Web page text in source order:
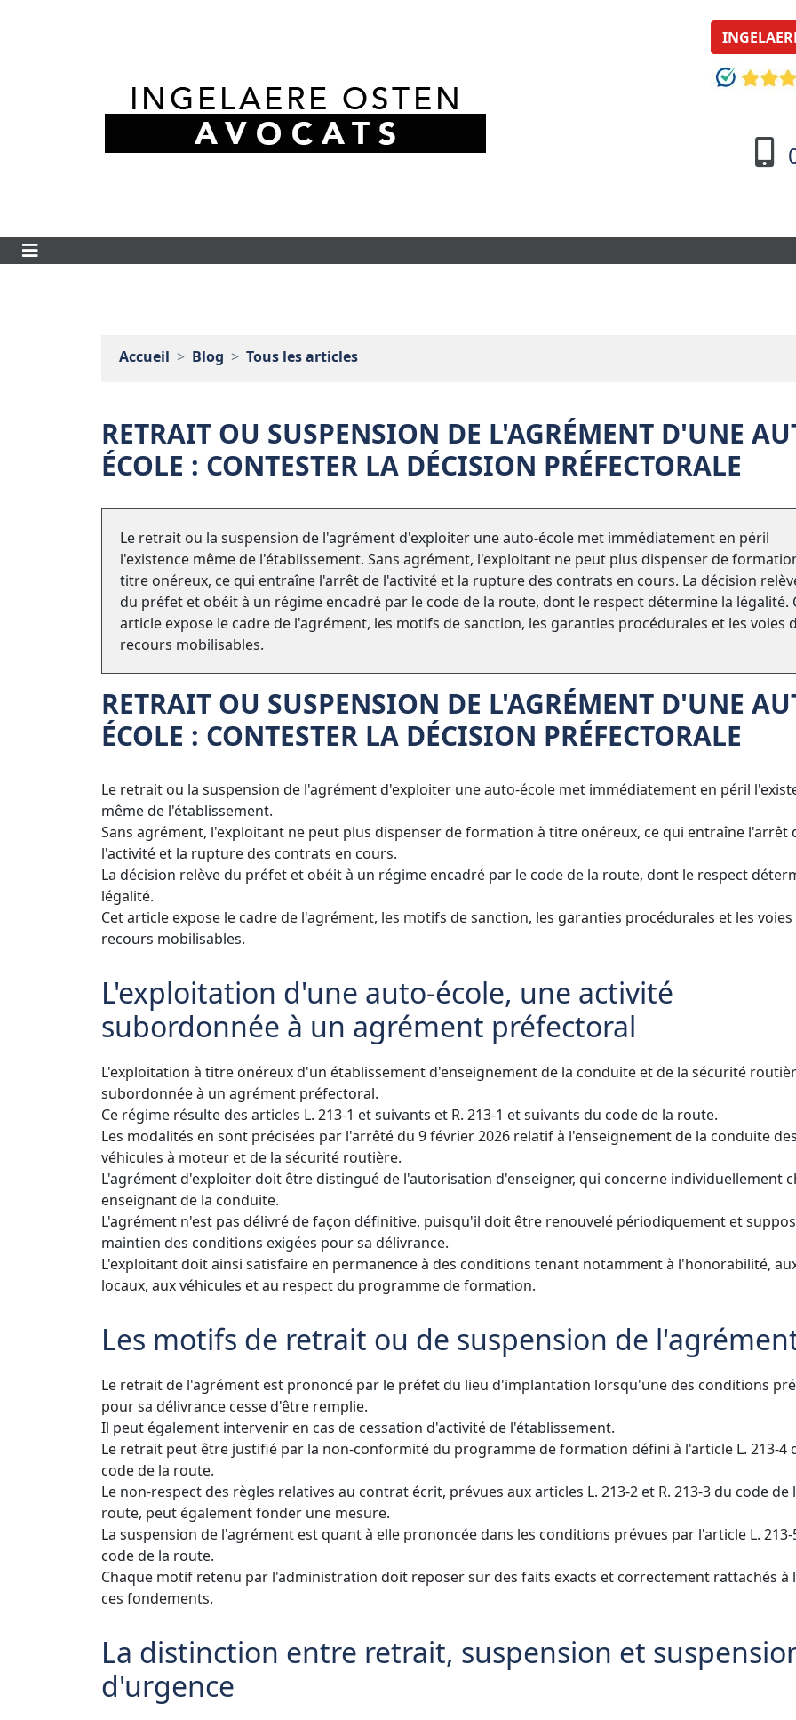
Accueil Blog Tous les articles
RETRAIT OU SUSPENSION DE L'AGRÉMENT D'UNE
ÉCOLE : CONTESTER LA DÉCISION PRÉFECTORALE
Le retrait ou la suspension de l'agrément d'exploiter une auto-école met immédiatement en péril
l'existence même de l'établissement. Sans agrément, l'exploitant ne peut plus dispenser de
titre onéreux, ce qui entraîne l'arrêt de l'activité et la rupture des contrats en cours. La décision
du préfet et obéit à un régime encadré par le code de la route, dont le respect détermine la légalité.
article expose le cadre de l'agrément, les motifs de sanction, les garanties procédurales et les voies
recours mobilisables.
RETRAIT OU SUSPENSION DE L'AGRÉMENT D'UNE
ÉCOLE : CONTESTER LA DÉCISION PRÉFECTORALE
Le retrait ou la suspension de l'agrément d'exploiter une auto-école met immédiatement en péril
même de l'établissement.
Sans agrément, l'exploitant ne peut plus dispenser de formation à titre onéreux, ce qui entraîne l'arrêt
l'activité et la rupture des contrats en cours.
La décision relève du préfet et obéit à un régime encadré par le code de la route, dont le respect
légalité.
Cet article expose le cadre de l'agrément, les motifs de sanction, les garanties procédurales et les voies
recours mobilisables.
L'exploitation d'une auto-école, une activité
subordonnée à un agrément préfectoral
L'exploitation à titre onéreux d'un établissement d'enseignement de la conduite et de la sécurité
subordonnée à un agrément préfectoral.
Ce régime résulte des articles L. 213-1 et suivants et R. 213-1 et suivants du code de la route.
Les modalités en sont précisées par l'arrêté du 9 février 2026 relatif à l'enseignement de la conduite des
véhicules à moteur et de la sécurité routière.
L'agrément d'exploiter doit être distingué de l'autorisation d'enseigner, qui concerne individuellement
enseignant de la conduite.
L'agrément n'est pas délivré de façon définitive, puisqu'il doit être renouvelé périodiquement et
maintien des conditions exigées pour sa délivrance.
L'exploitant doit ainsi satisfaire en permanence à des conditions tenant notamment à l'honorabilité,
locaux, aux véhicules et au respect du programme de formation.
Les motifs de retrait ou de suspension de
Le retrait de l'agrément est prononcé par le préfet du lieu d'implantation lorsqu'une des conditions
pour sa délivrance cesse d'être remplie.
Il peut également intervenir en cas de cessation d'activité de l'établissement.
Le retrait peut être justifié par la non-conformité du programme de formation défini à l'article L. 213-4
code de la route.
Le non-respect des règles relatives au contrat écrit, prévues aux articles L. 213-2 et R. 213-3 du code de
route, peut également fonder une mesure.
La suspension de l'agrément est quant à elle prononcée dans les conditions prévues par l'article L. 213-
code de la route.
Chaque motif retenu par l'administration doit reposer sur des faits exacts et correctement rattachés à
ces fondements.
La distinction entre retrait, suspension et
d'urgence